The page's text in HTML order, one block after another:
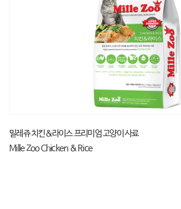
밀레쥬 치킨&라이스 프리미엄 고양이 사료
Mille Zoo Chicken & Rice